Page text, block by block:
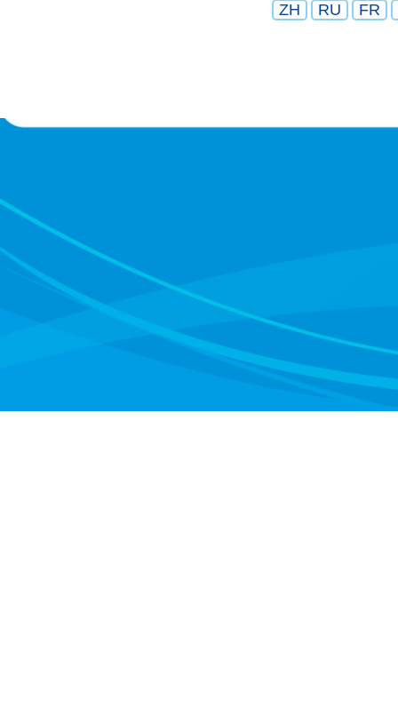
ZH RU FR